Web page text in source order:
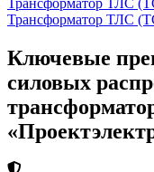
Трансформатор ТЛС
Ключевые
силовых